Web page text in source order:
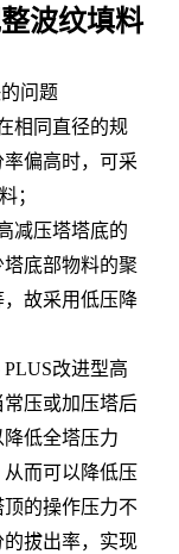
波纹填料
问题
相同直径的规
偏高时，可采
；
减压塔塔底的
底部物料的聚
故采用低压降
PLUS改进型高
压或加压塔后
低全塔压力
而可以降低压
的操作压力不
拔出率，实现